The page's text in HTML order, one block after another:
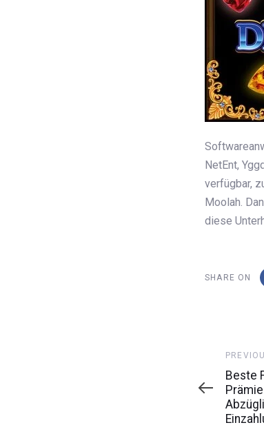
NetEnt,
verfügbar,
Moolah.
diese
SHARE ON
Article
Beste